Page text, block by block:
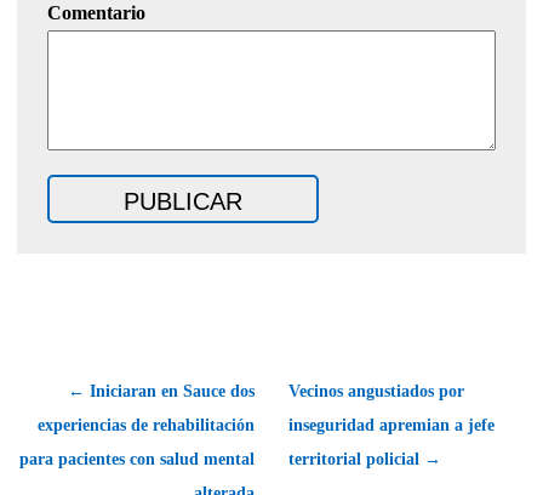
Comentario
← Iniciaran en Sauce dos
experiencias de rehabilitación
para pacientes con salud mental
Vecinos angustiados por
inseguridad apremian a jefe
territorial policial →